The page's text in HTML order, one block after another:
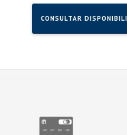
CONSULTAR